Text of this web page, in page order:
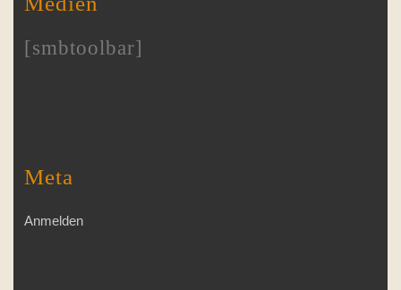
[smbtoolbar]
Meta
Anmelden